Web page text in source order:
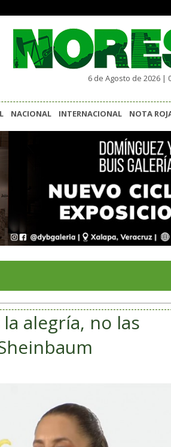
6 de Agosto de 2026 |
NACIONAL INTERNACIONAL NOTA
alegría, no las